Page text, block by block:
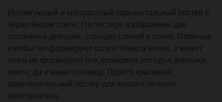
Интригующий и контрастный горизонтальный постер в
чёрно-белом стиле. На постере изображены две
оголённых девушки, стоящих спиной к спине. Плавные
изгибы тел формируют силуэт бокала виски, а может
они и не формируют его, возможно это одна девушка
вовсе, да и какая разница. Просто красивый,
привлекательный постер для вашего личного
пространства.